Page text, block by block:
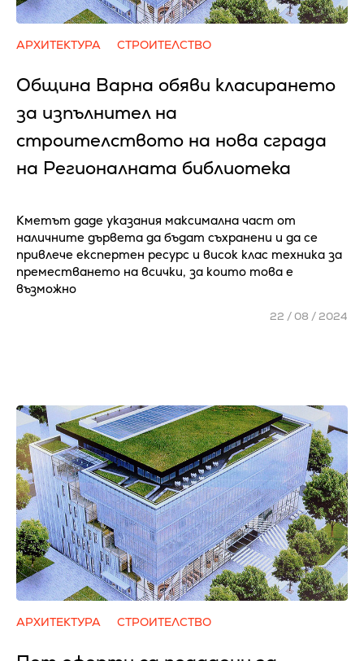
АРХИТЕКТУРА СТРОИТЕЛСТВО
Община Варна обяви класирането
за изпълнител на
строителството на нова сграда
на Регионалната библиотека
Кметът даде указания максимална част от
наличните дървета да бъдат съхранени и да се
привлече експертен ресурс и висок клас техника за
преместването на всички, за които това е
възможно
22 / 08 / 2024
АРХИТЕКТУРА СТРОИТЕЛСТВО